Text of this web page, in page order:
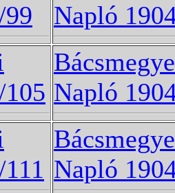
Napló
Napló
Napló